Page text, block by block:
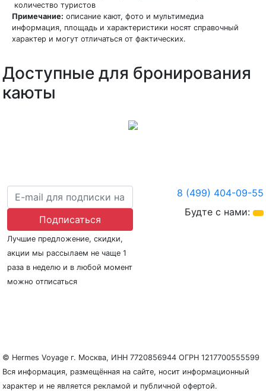
количество туристов
Примечание: описание кают, фото и мультимедиа
информация, площадь и характеристики носят справочный
характер и могут отличаться от фактических.
Доступные для бронирования
каюты
© Hermes Voyage г. Москва, ИНН 7720856944 ОГРН 1217700555599
Вся информация, размещённая на сайте, носит информационный
характер и не является рекламой и публичной офертой.
Подписаться
Лучшие предложение, скидки,
акции мы рассылаем не чаще 1
раза в неделю и в любой момент
можно отписаться
8 (499) 404-09-55
Будте с нами: